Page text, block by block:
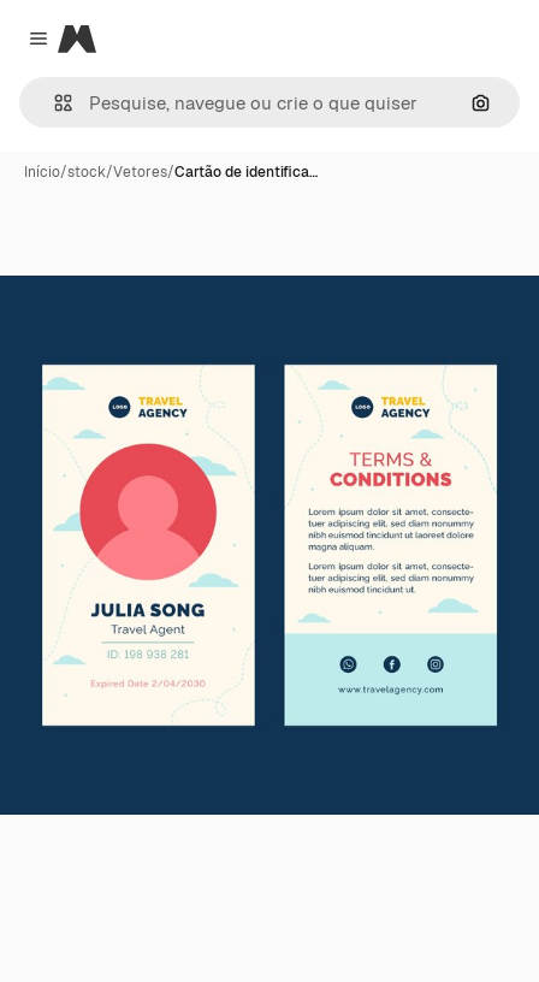
Close menu
Magnific
Início/stock/Vetores/Cartão de identifica…